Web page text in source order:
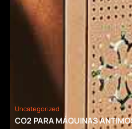
Uncategorized
CO2 PARA MÁQUINAS